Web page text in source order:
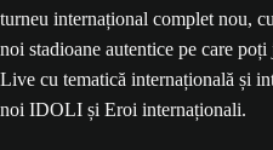
turneu internațional complet nou,
noi stadioane autentice pe care
Live cu tematică internațională și
noi IDOLI și Eroi internaționali.